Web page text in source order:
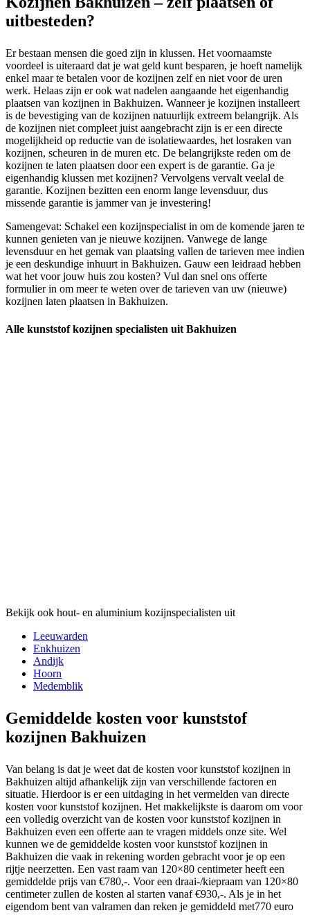
uitbesteden?
Er bestaan mensen die goed zijn in klussen. Het voornaamste
voordeel is uiteraard dat je wat geld kunt besparen, je hoeft namelijk
enkel maar te betalen voor de kozijnen zelf en niet voor de uren
werk. Helaas zijn er ook wat nadelen aangaande het eigenhandig
plaatsen van kozijnen in Bakhuizen. Wanneer je kozijnen installeert
is de bevestiging van de kozijnen natuurlijk extreem belangrijk. Als
de kozijnen niet compleet juist aangebracht zijn is er een directe
mogelijkheid op reductie van de isolatiewaardes, het losraken van
kozijnen, scheuren in de muren etc. De belangrijkste reden om de
kozijnen te laten plaatsen door een expert is de garantie. Ga je
eigenhandig klussen met kozijnen? Vervolgens vervalt veelal de
garantie. Kozijnen bezitten een enorm lange levensduur, dus
missende garantie is jammer van je investering!
Samengevat: Schakel een kozijnspecialist in om de komende jaren te
kunnen genieten van je nieuwe kozijnen. Vanwege de lange
levensduur en het gemak van plaatsing vallen de tarieven mee indien
je een deskundige inhuurt in Bakhuizen. Gauw een leidraad hebben
wat het voor jouw huis zou kosten? Vul dan snel ons offerte
formulier in om meer te weten over de tarieven van uw (nieuwe)
kozijnen laten plaatsen in Bakhuizen.
Alle kunststof kozijnen specialisten uit Bakhuizen
Bekijk ook hout- en aluminium kozijnspecialisten uit
Leeuwarden
Enkhuizen
Andijk
Hoorn
Medemblik
Gemiddelde kosten voor kunststof
kozijnen Bakhuizen
Van belang is dat je weet dat de kosten voor kunststof kozijnen in
Bakhuizen altijd afhankelijk zijn van verschillende factoren en
situatie. Hierdoor is er een uitdaging in het vermelden van directe
kosten voor kunststof kozijnen. Het makkelijkste is daarom om voor
een volledig overzicht van de kosten voor kunststof kozijnen in
Bakhuizen even een offerte aan te vragen middels onze site. Wel
kunnen we de gemiddelde kosten voor kunststof kozijnen in
Bakhuizen die vaak in rekening worden gebracht voor je op een
rijtje neerzetten. Een vast raam van 120×80 centimeter heeft een
gemiddelde prijs van €780,-. Voor een draai-/kiepraam van 120×80
centimeter zullen de kosten al starten vanaf €930,-. Als je in het
eigendom bent van valramen dan reken je gemiddeld met770 euro